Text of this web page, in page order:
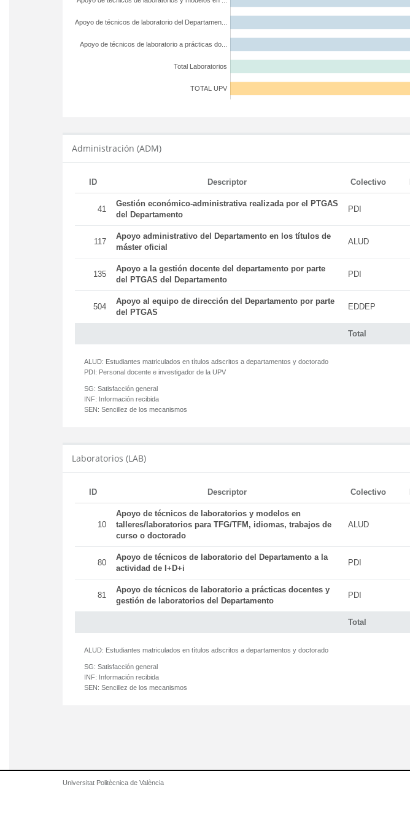
TOTAL UPV
Total Laboratorios
Apoyo de técnicos de laboratorio a prácticas do...
Apoyo de técnicos de laboratorio del Departamen...
Administración (ADM)
ID Descriptor Colectivo
Total
41
Gestión económico-administrativa realizada por el PTGAS
del Departamento
PDI
117
Apoyo administrativo del Departamento en los títulos de
máster oficial
ALUD
135
Apoyo a la gestión docente del departamento por parte
del PTGAS del Departamento
PDI
504
Apoyo al equipo de dirección del Departamento por parte
del PTGAS
EDDEP
ALUD: Estudiantes matriculados en títulos adscritos a departamentos y doctorado
PDI: Personal docente e investigador de la UPV
SG: Satisfacción general
INF: Información recibida
SEN: Sencillez de los mecanismos
Laboratorios (LAB)
ID Descriptor Colectivo
Total
10
Apoyo de técnicos de laboratorios y modelos en
talleres/laboratorios para TFG/TFM, idiomas, trabajos de
curso o doctorado
ALUD
80
Apoyo de técnicos de laboratorio del Departamento a la
actividad de I+D+i
PDI
81
Apoyo de técnicos de laboratorio a prácticas docentes y
gestión de laboratorios del Departamento
PDI
ALUD: Estudiantes matriculados en títulos adscritos a departamentos y doctorado
SG: Satisfacción general
INF: Información recibida
SEN: Sencillez de los mecanismos
Universitat Politècnica de València